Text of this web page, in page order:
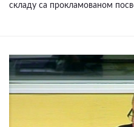
складу са прокламованом